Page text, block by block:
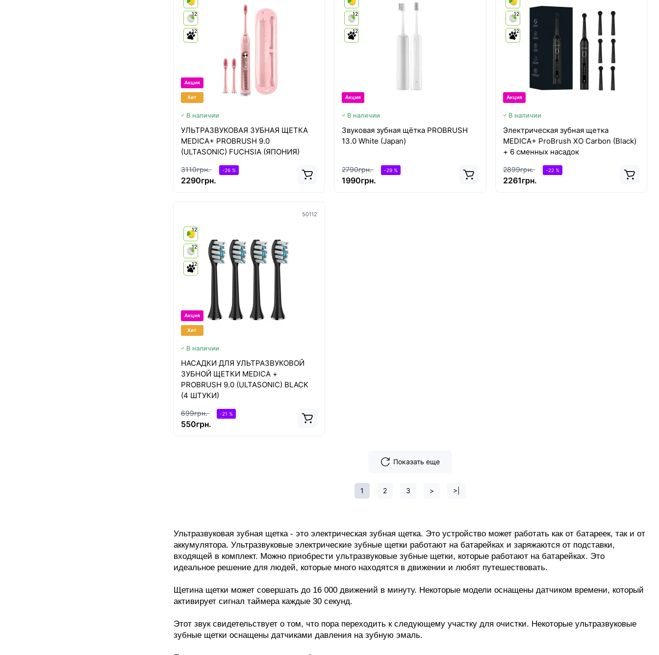
12
12
Акция
Хит
В наличии
УЛЬТРАЗВУКОВАЯ ЗУБНАЯ ЩЕТКА
MEDICA+ PROBRUSH 9.0
(ULTASONIC) FUCHSIA (ЯПОНИЯ)
3110грн. -26 %
2290грн.
12
12
Акция
В наличии
Звуковая зубная щётка PROBRUSH
13.0 White (Japan)
2790грн. -29 %
1990грн.
12
12
Акция
В наличии
Электрическая зубная щетка
MEDICA+ ProBrush XO Сarbon (Black)
+ 6 сменных насадок
2899грн. -22 %
2261грн.
50112
12
12
12
Акция
Хит
В наличии
НАСАДКИ ДЛЯ УЛЬТРАЗВУКОВОЙ
ЗУБНОЙ ЩЕТКИ MEDICA +
PROBRUSH 9.0 (ULTASONIC) BLACK
(4 ШТУКИ)
699грн. -21 %
550грн.
Показать еще
1 2 3 > >|
Ультразвуковая зубная щетка - это электрическая зубная щетка. Это устройство может работать как от батареек, так и от
аккумулятора. Ультразвуковые электрические зубные щетки работают на батарейках и заряжаются от подставки,
входящей в комплект. Можно приобрести ультразвуковые зубные щетки, которые работают на батарейках. Это
идеальное решение для людей, которые много находятся в движении и любят путешествовать.
Щетина щетки может совершать до 16 000 движений в минуту. Некоторые модели оснащены датчиком времени, который
активирует сигнал таймера каждые 30 секунд.
Этот звук свидетельствует о том, что пора переходить к следующему участку для очистки. Некоторые ультразвуковые
зубные щетки оснащены датчиками давления на зубную эмаль.